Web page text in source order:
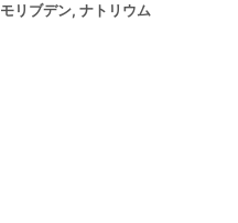
モリブデン, ナトリウム